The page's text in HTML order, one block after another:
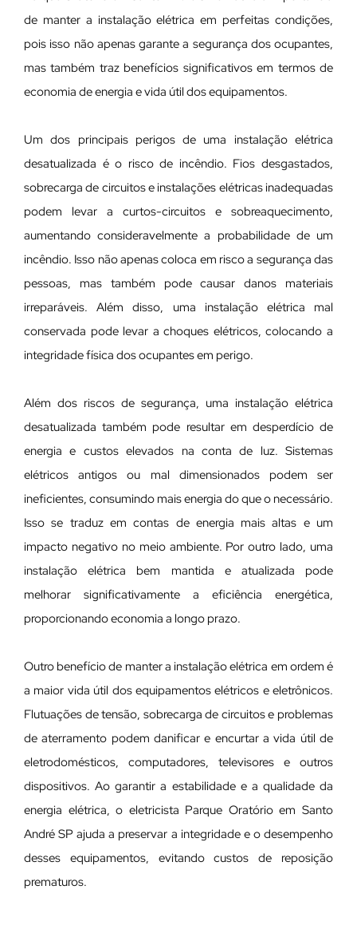
de manter a instalação elétrica em perfeitas condições,
pois isso não apenas garante a segurança dos ocupantes,
mas também traz benefícios significativos em termos de
economia de energia e vida útil dos equipamentos.
Um dos principais perigos de uma instalação elétrica
desatualizada é o risco de incêndio. Fios desgastados,
sobrecarga de circuitos e instalações elétricas inadequadas
podem levar a curtos-circuitos e sobreaquecimento,
aumentando consideravelmente a probabilidade de um
incêndio. Isso não apenas coloca em risco a segurança das
pessoas, mas também pode causar danos materiais
irreparáveis. Além disso, uma instalação elétrica mal
conservada pode levar a choques elétricos, colocando a
integridade física dos ocupantes em perigo.
Além dos riscos de segurança, uma instalação elétrica
desatualizada também pode resultar em desperdício de
energia e custos elevados na conta de luz. Sistemas
elétricos antigos ou mal dimensionados podem ser
ineficientes, consumindo mais energia do que o necessário.
Isso se traduz em contas de energia mais altas e um
impacto negativo no meio ambiente. Por outro lado, uma
instalação elétrica bem mantida e atualizada pode
melhorar significativamente a eficiência energética,
proporcionando economia a longo prazo.
Outro benefício de manter a instalação elétrica em ordem é
a maior vida útil dos equipamentos elétricos e eletrônicos.
Flutuações de tensão, sobrecarga de circuitos e problemas
de aterramento podem danificar e encurtar a vida útil de
eletrodomésticos, computadores, televisores e outros
dispositivos. Ao garantir a estabilidade e a qualidade da
energia elétrica, o eletricista Parque Oratório em Santo
André SP ajuda a preservar a integridade e o desempenho
desses equipamentos, evitando custos de reposição
prematuros.